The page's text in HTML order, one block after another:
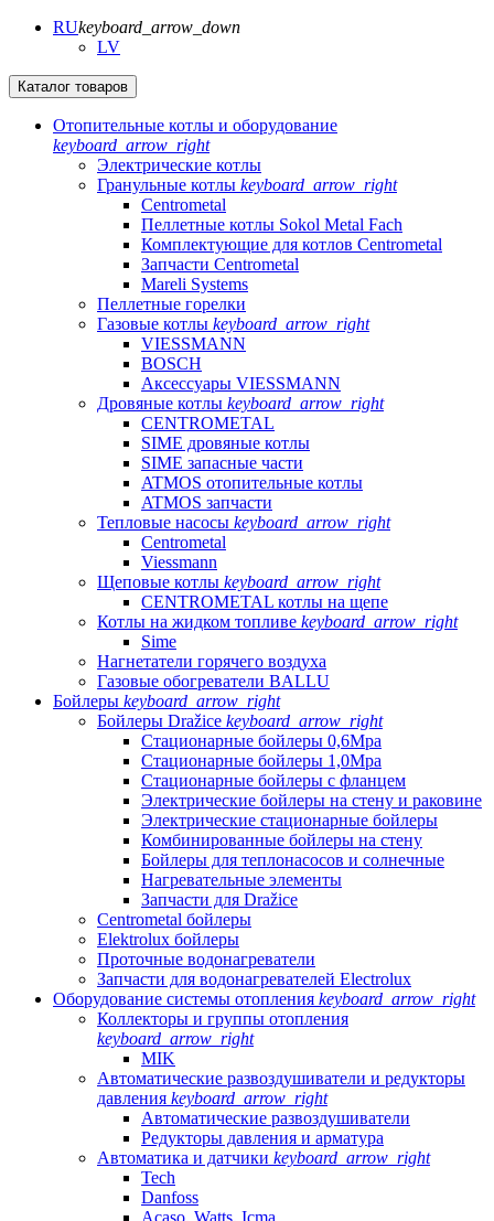
RUkeyboard_arrow_down
LV
Каталог товаров
Отопительные котлы и оборудование
keyboard_arrow_right
Электрические котлы
Гранульные котлы keyboard_arrow_right
Centrometal
Пеллетные котлы Sokol Metal Fach
Комплектующие для котлов Centrometal
Запчасти Centrometal
Mareli Systems
Пеллетные горелки
Газовые котлы keyboard_arrow_right
VIESSMANN
BOSCH
Аксессуары VIESSMANN
Дровяные котлы keyboard_arrow_right
CENTROMETAL
SIME дровяные котлы
SIME запасные части
ATMOS отопительные котлы
ATMOS запчасти
Тепловые насосы keyboard_arrow_right
Centrometal
Viessmann
Щеповые котлы keyboard_arrow_right
CENTROMETAL котлы на щепе
Котлы на жидком топливе keyboard_arrow_right
Sime
Нагнетатели горячего воздуха
Газовые обогреватели BALLU
Бойлеры keyboard_arrow_right
Бойлеры Dražice keyboard_arrow_right
Стационарные бойлеры 0,6Mpa
Стационарные бойлеры 1,0Mpa
Стационарные бойлеры с фланцем
Электрические бойлеры на стену и раковине
Электрические стационарные бойлеры
Комбинированные бойлеры на стену
Бойлеры для теплонасосов и солнечные
Нагревательные элементы
Запчасти для Dražice
Centrometal бойлеры
Elektrolux бойлеры
Проточные водонагреватели
Запчасти для водонагревателей Electrolux
Оборудование системы отопления keyboard_arrow_right
Коллекторы и группы отопления
keyboard_arrow_right
MIK
Автоматические развоздушиватели и редукторы
давления keyboard_arrow_right
Автоматические развоздушиватели
Редукторы давления и арматура
Автоматика и датчики keyboard_arrow_right
Tech
Danfoss
Acaso, Watts, Icma